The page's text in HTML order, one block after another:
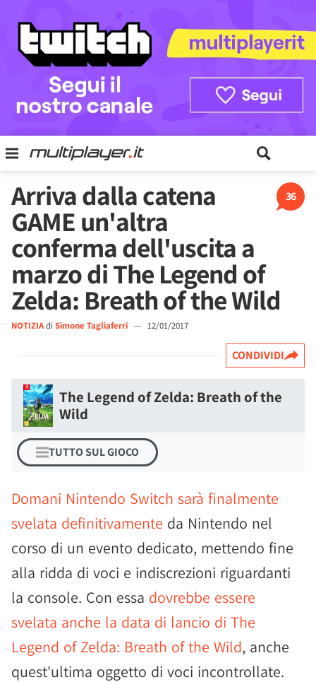
36
Arriva dalla catena
GAME un'altra
conferma dell'uscita a
marzo di The Legend of
Zelda: Breath of the Wild
NOTIZIAdi Simone Tagliaferri — 12/01/2017
CONDIVIDI
The Legend of Zelda: Breath of the
Wild
TUTTO SUL GIOCO
Domani Nintendo Switch sarà finalmente
svelata definitivamente da Nintendo nel
corso di un evento dedicato, mettendo fine
alla ridda di voci e indiscrezioni riguardanti
la console. Con essa dovrebbe essere
svelata anche la data di lancio di The
Legend of Zelda: Breath of the Wild, anche
quest'ultima oggetto di voci incontrollate.